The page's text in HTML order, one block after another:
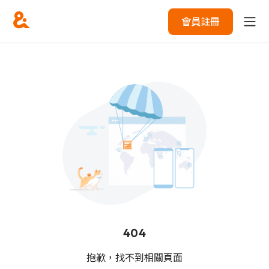
會員註冊
404
抱歉，找不到相關頁面